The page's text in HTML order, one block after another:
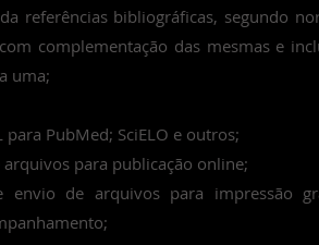
referências bibliográficas, segundo
complementação das mesmas e
uma;
para PubMed; SciELO e outros;
arquivos para publicação online;
envio de arquivos para impressão